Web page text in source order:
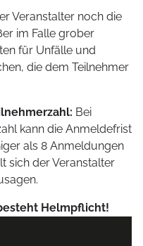
Veranstalter noch die
im Falle grober
für Unfälle und
die dem Teilnehmer
Bei
kann die Anmeldefrist
als 8 Anmeldungen
sich der Veranstalter
Helmpflicht!